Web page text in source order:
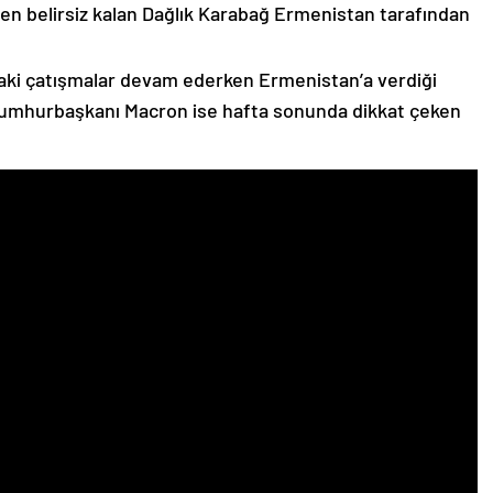
belirsiz kalan Dağlık Karabağ Ermenistan tarafından
çatışmalar devam ederken Ermenistan’a verdiği
Macron ise hafta sonunda dikkat çeken